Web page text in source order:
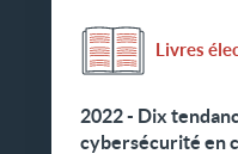
Livres
2022 - Dix
cybersécurité en